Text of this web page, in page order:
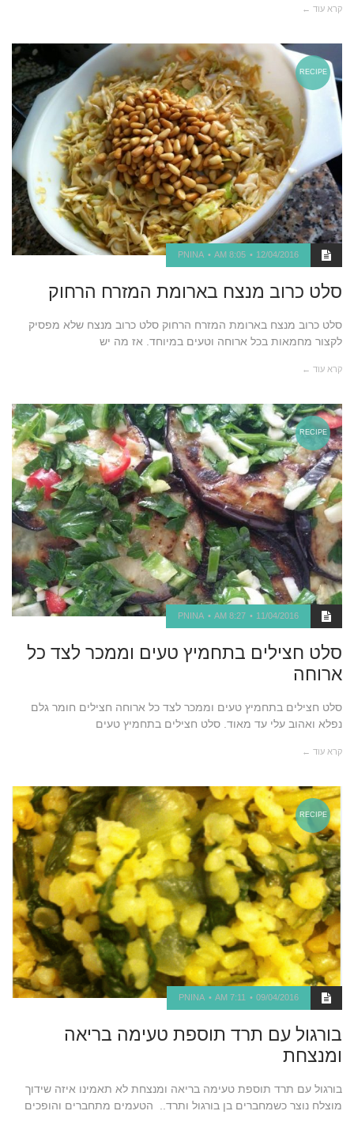
קרא עוד ←
RECIPE
12/04/2016
8:05 AM
PNINA
סלט כרוב מנצח בארומת המזרח הרחוק
סלט כרוב מנצח בארומת המזרח הרחוק סלט כרוב מנצח שלא מפסיק
לקצור מחמאות בכל ארוחה וטעים במיוחד. אז מה יש
קרא עוד ←
RECIPE
11/04/2016
8:27 AM
PNINA
סלט חצילים בתחמיץ טעים וממכר לצד כל
ארוחה
סלט חצילים בתחמיץ טעים וממכר לצד כל ארוחה חצילים חומר גלם
נפלא ואהוב עלי עד מאוד. סלט חצילים בתחמיץ טעים
קרא עוד ←
RECIPE
09/04/2016
7:11 AM
PNINA
בורגול עם תרד תוספת טעימה בריאה
ומנצחת
בורגול עם תרד תוספת טעימה בריאה ומנצחת לא תאמינו איזה שידוך
מוצלח נוצר כשמחברים בן בורגול ותרד.. הטעמים מתחברים והופכים